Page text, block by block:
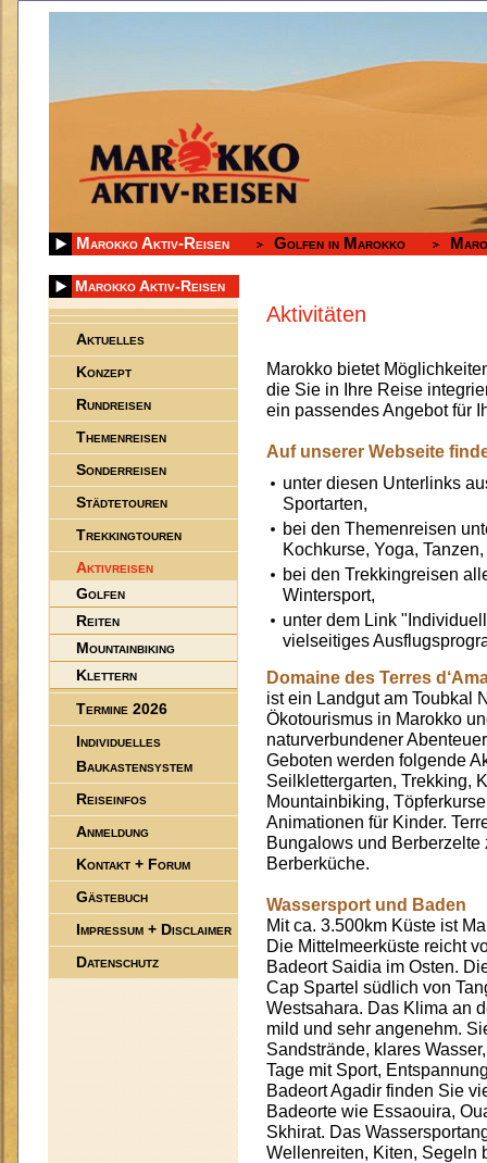
Marokko Aktiv-Reisen Golfen in Marokko
Aktivitäten
Marokko bietet
die Sie in Ihre Reise
ein passendes Angebot für
Auf unserer Webseite
unter diesen Unterlinks
Sportarten,
bei den Themenreisen
Kochkurse, Yoga,
bei den Trekkingreisen
Wintersport,
unter dem Link
vielseitiges
Domaine des Terres
ist ein Landgut am Toubkal
Ökotourismus in Marokko
naturverbundener
Geboten werden folgende
Seilklettergarten, Trekking,
Mountainbiking,
Animationen für Kinder.
Bungalows und
Berberküche.
Wassersport und Baden
Mit ca. 3.500km Küste ist
Die Mittelmeerküste reicht
Badeort Saidia im Osten.
Cap Spartel südlich von
Westsahara. Das Klima an
mild und sehr angenehm.
Sandstrände, klares
Tage mit Sport,
Badeort Agadir finden Sie
Badeorte wie Essaouira,
Skhirat. Das
Wellenreiten, Kiten, Segeln
Marokko Aktiv-Reisen
Aktuelles
Konzept
Rundreisen
Themenreisen
Sonderreisen
Städtetouren
Trekkingtouren
Aktivreisen
Golfen
Reiten
Mountainbiking
Klettern
Termine 2026
Individuelles
Baukastensystem
Reiseinfos
Anmeldung
Kontakt + Forum
Gästebuch
Impressum + Disclaimer
Datenschutz